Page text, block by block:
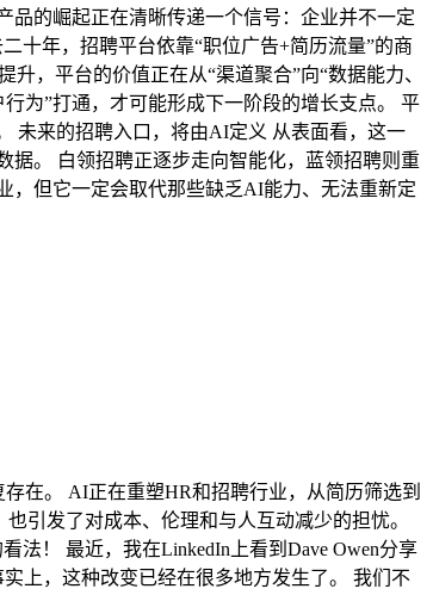
品的崛起正在清晰传递一个信号：企业并不一定
十年，招聘平台依靠“职位广告+简历流量”的商
，平台的价值正在从“渠道聚合”向“数据能力、
为”打通，才可能形成下一阶段的增长支点。 平
未来的招聘入口，将由AI定义 从表面看，这一
据。 白领招聘正逐步走向智能化，蓝领招聘则重
，但它一定会取代那些缺乏AI能力、无法重新定
在。 AI正在重塑HR和招聘行业，从简历筛选到
引发了对成本、伦理和与人互动减少的担忧。
法！ 最近，我在LinkedIn上看到Dave Owen分享
上，这种改变已经在很多地方发生了。 我们不